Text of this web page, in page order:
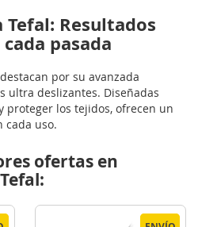
Tefal: Resultados
pasada
por su avanzada
ultra deslizantes. Diseñadas
proteger los tejidos, ofrecen un
cada uso.
ofertas en